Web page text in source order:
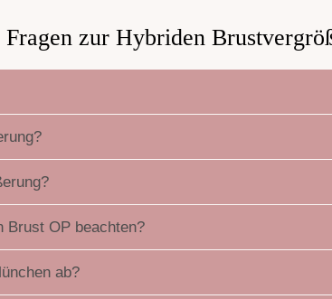
zur Hybriden
Brust OP beachten?
ab?